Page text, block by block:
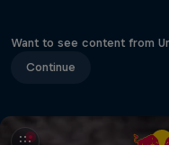
Want to see content from
Continue